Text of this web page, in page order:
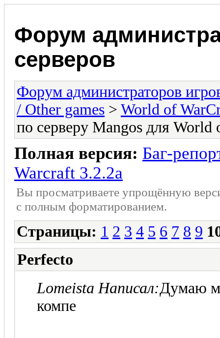
Форум
серверов
Форум администраторов
/ Other games > World of
по серверу Mangos для World
Полная версия: Баг-
Warcraft 3.2.2a
Вы просматриваете упрощённую
с полным форматированием.
Страницы: 1 2 3 4 5 6 7 8 9
Perfecto
Lomeista Написал:Думаю
компе